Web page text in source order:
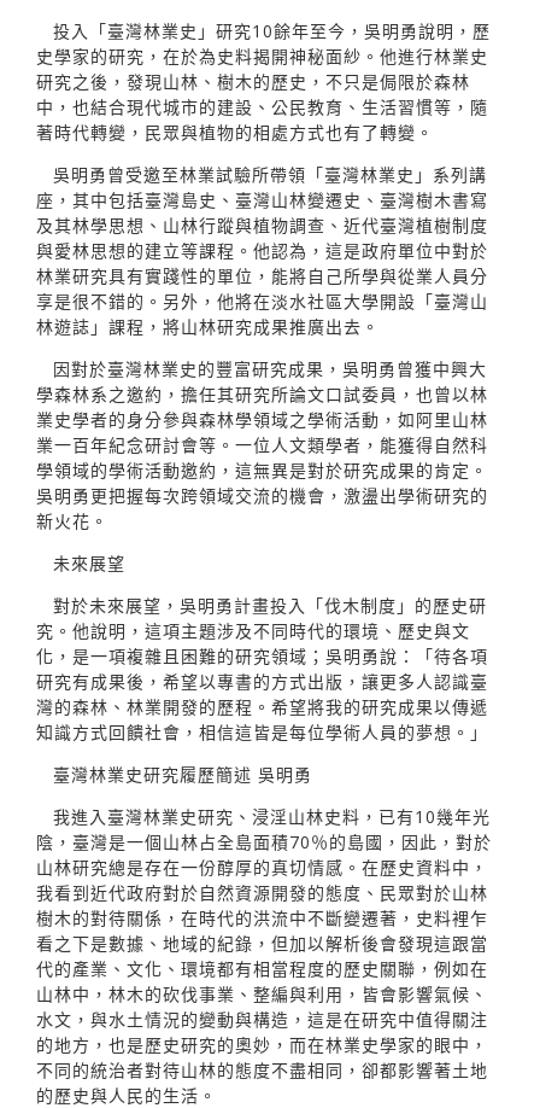
投入「臺灣林業史」研究10餘年至今，吳明勇說明，歷
史學家的研究，在於為史料揭開神秘面紗。他進行林業史
研究之後，發現山林、樹木的歷史，不只是侷限於森林
中，也結合現代城市的建設、公民教育、生活習慣等，隨
著時代轉變，民眾與植物的相處方式也有了轉變。
吳明勇曾受邀至林業試驗所帶領「臺灣林業史」系列講
座，其中包括臺灣島史、臺灣山林變遷史、臺灣樹木書寫
及其林學思想、山林行蹤與植物調查、近代臺灣植樹制度
與愛林思想的建立等課程。他認為，這是政府單位中對於
林業研究具有實踐性的單位，能將自己所學與從業人員分
享是很不錯的。另外，他將在淡水社區大學開設「臺灣山
林遊誌」課程，將山林研究成果推廣出去。
因對於臺灣林業史的豐富研究成果，吳明勇曾獲中興大
學森林系之邀約，擔任其研究所論文口試委員，也曾以林
業史學者的身分參與森林學領域之學術活動，如阿里山林
業一百年紀念研討會等。一位人文類學者，能獲得自然科
學領域的學術活動邀約，這無異是對於研究成果的肯定。
吳明勇更把握每次跨領域交流的機會，激盪出學術研究的
新火花。
未來展望
對於未來展望，吳明勇計畫投入「伐木制度」的歷史研
究。他說明，這項主題涉及不同時代的環境、歷史與文
化，是一項複雜且困難的研究領域；吳明勇說：「待各項
研究有成果後，希望以專書的方式出版，讓更多人認識臺
灣的森林、林業開發的歷程。希望將我的研究成果以傳遞
知識方式回饋社會，相信這皆是每位學術人員的夢想。」
臺灣林業史研究履歷簡述 吳明勇
我進入臺灣林業史研究、浸淫山林史料，已有10幾年光
陰，臺灣是一個山林占全島面積70％的島國，因此，對於
山林研究總是存在一份醇厚的真切情感。在歷史資料中，
我看到近代政府對於自然資源開發的態度、民眾對於山林
樹木的對待關係，在時代的洪流中不斷變遷著，史料裡乍
看之下是數據、地域的紀錄，但加以解析後會發現這跟當
代的產業、文化、環境都有相當程度的歷史關聯，例如在
山林中，林木的砍伐事業、整編與利用，皆會影響氣候、
水文，與水土情況的變動與構造，這是在研究中值得關注
的地方，也是歷史研究的奧妙，而在林業史學家的眼中，
不同的統治者對待山林的態度不盡相同，卻都影響著土地
的歷史與人民的生活。